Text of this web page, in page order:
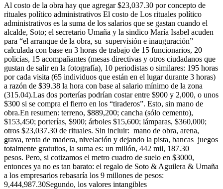
Al costo de la obra hay que agregar $23,037.30 por concepto de
rituales político administrativos El costo de Los rituales político
administrativos es la suma de los salarios que se gastan cuando el
alcalde, Soto; el secretario Umaña y la sindico María Isabel acuden
para “el arranque de la obra, su supervisión e inauguración”
calculada con base en 3 horas de trabajo de 15 funcionarios, 20
policías, 15 acompañantes (mesas directivas y otros ciudadanos que
gustan de salir en la fotografía), 10 periodistas o similares: 195 horas
por cada visita (65 individuos que están en el lugar durante 3 horas)
a razón de $39.38 la hora con base al salario mínimo de la zona
(315.04).Las dos porterías podrían costar entre $900 y 2,000, o unos
$300 si se compra el fierro en los “tiraderos”. Esto, sin mano de
obra.En resumen: terreno, $889,200; cancha (sólo cemento),
$153,450; porterías, $900; árboles $15,600; lámparas, $360,000;
otros $23,037.30 de rituales. Sin incluir: mano de obra, arena,
grava, renta de madera, nivelación y dejando la pista, bancas juegos
totalmente gratuitos, la suma es: un millón, 442 mil, 187.30
pesos. Pero, si cotizamos el metro cuadro de suelo en $3000,
entonces ya no es tan barato: el regalo de Soto & Aguilera & Umaña
a los empresarios rebasaría los 9 millones de pesos:
9,444,987.30Segundo, los valores intangibles